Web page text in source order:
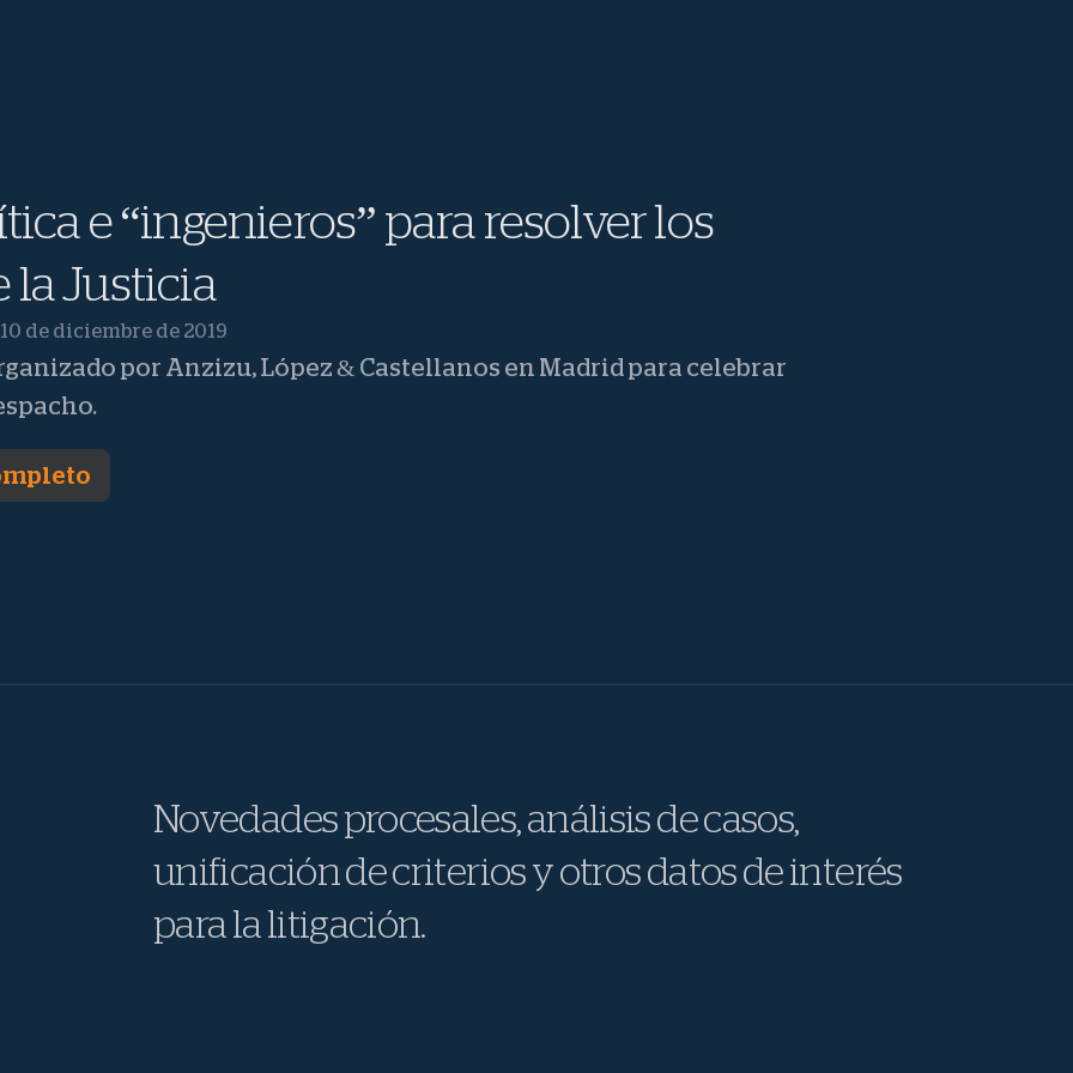
e “ingenieros” para resolver los
la Justicia
10 de diciembre de 2019
por Anzizu, López & Castellanos en Madrid para celebrar
Novedades procesales, análisis de casos,
unificación de criterios y otros datos de interés
para la litigación.